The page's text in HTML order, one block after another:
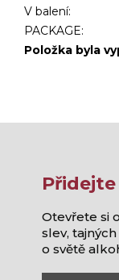
V balení:
PACKAGE:
Položka byla
Otevřete si
slev,
o světě